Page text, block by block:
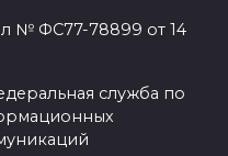
№ ФС77-78899 от 14
служба по